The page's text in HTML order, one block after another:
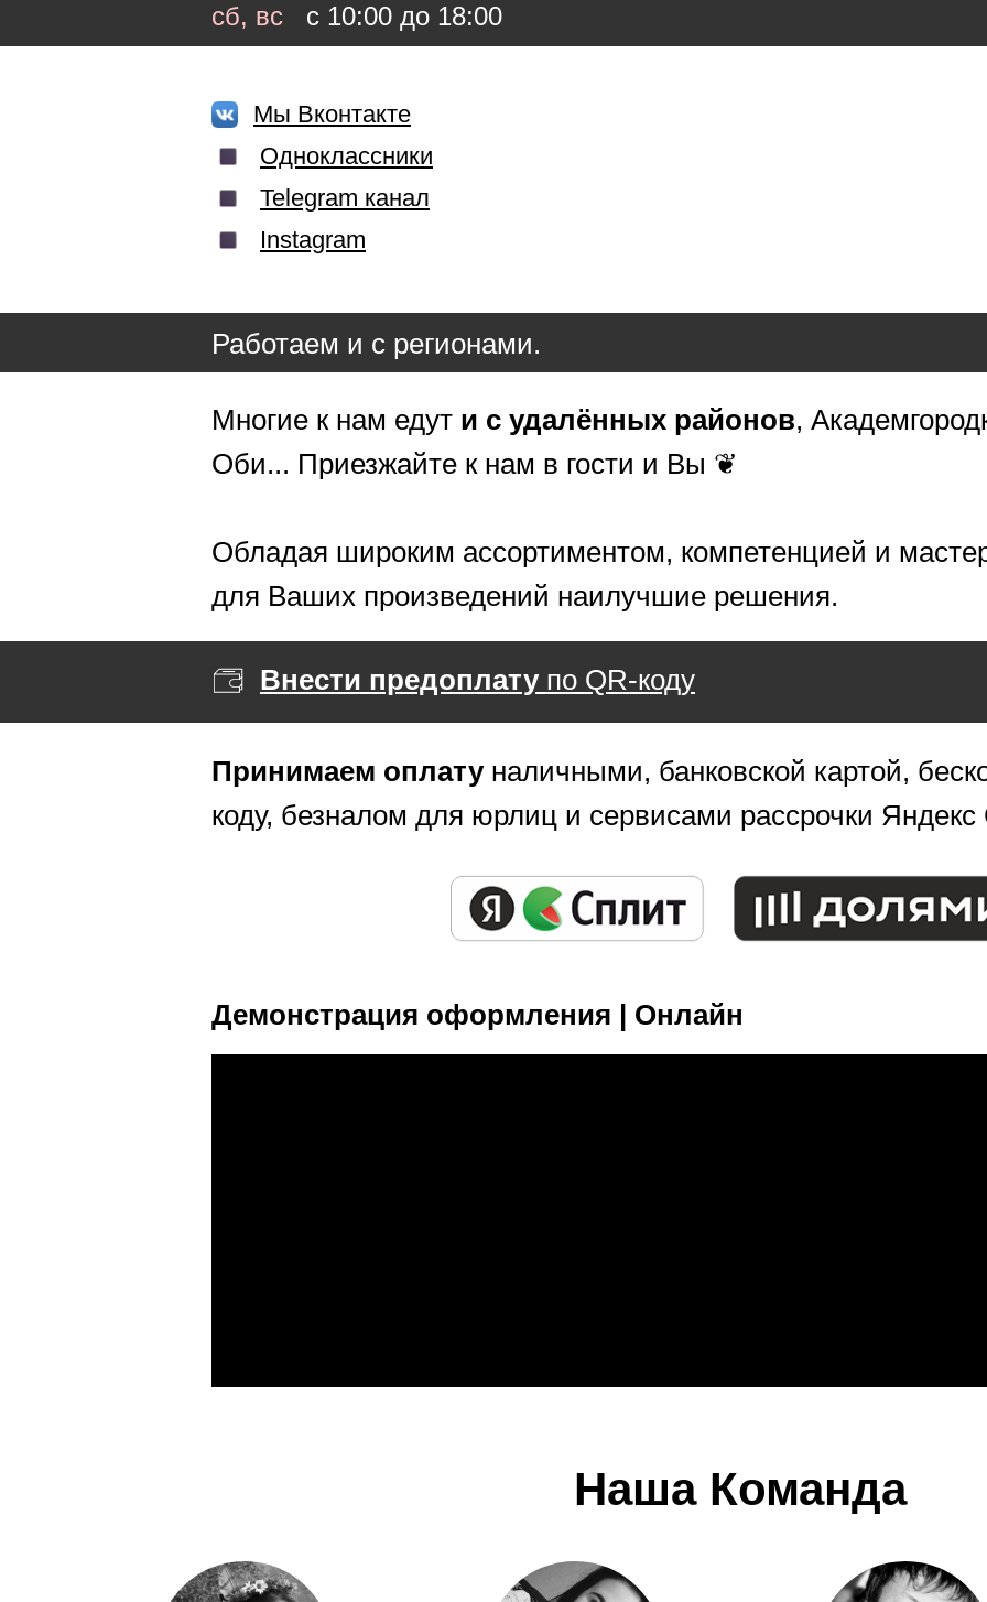
сб, вс
с 10:00 до 18:00
Мы Вконтакте
Одноклассники
Telegram канал
Instagram
Работаем и с регионами.
Многие к нам едут и с удалённых районов,
Оби... Приезжайте к нам в гости и Вы ❦
Обладая широким ассортиментом, компетенцией и
для Ваших произведений наилучшие решения.
Внести предоплатупо QR-коду
Принимаем оплатуналичными, банковской картой,
коду, безналом для юрлиц и сервисами рассрочки
Демонстрация оформления | Онлайн
Наша Команда